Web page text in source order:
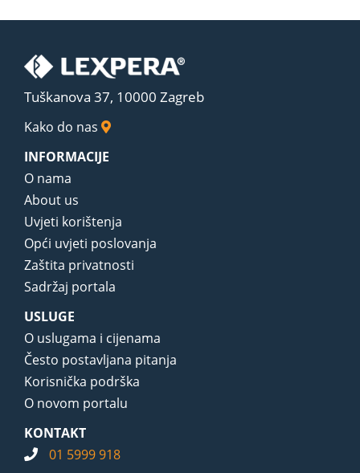
Tuškanova 37, 10000 Zagreb
Kako do nas
INFORMACIJE
O nama
About us
Uvjeti korištenja
Opći uvjeti poslovanja
Zaštita privatnosti
Sadržaj portala
USLUGE
O uslugama i cijenama
Često postavljana pitanja
Korisnička podrška
O novom portalu
KONTAKT
01 5999 918